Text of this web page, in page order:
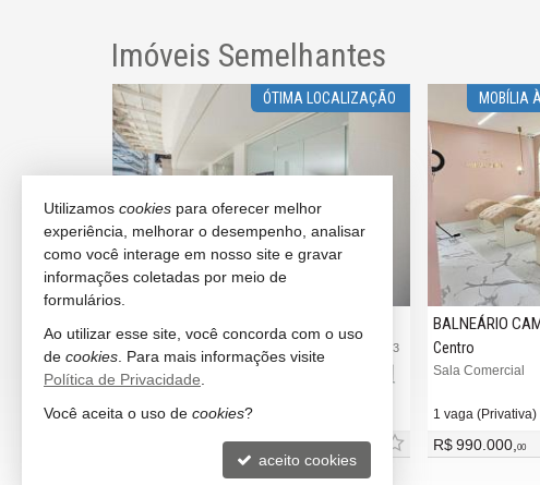
Imóveis Semelhantes
ÓTIMA LOCALIZAÇÃO
#3.483
BALNEÁRIO CAMBORIÚ
Centro
Sala Comercial no New York
1 vaga (Privativa)
00
MOBÍLIA
BALNEÁRIO
Centro
Sala Comercial
1 vaga (Privativa)
R$ 990.000,00
Utilizamos cookies para oferecer melhor
experiência, melhorar o desempenho, analisar
como você interage em nosso site e gravar
informações coletadas por meio de
formulários.
Ao utilizar esse site, você concorda com o uso
de cookies . Para mais informações visite
Política de Privacidade
Você aceita o uso de cookies?
aceito cookies